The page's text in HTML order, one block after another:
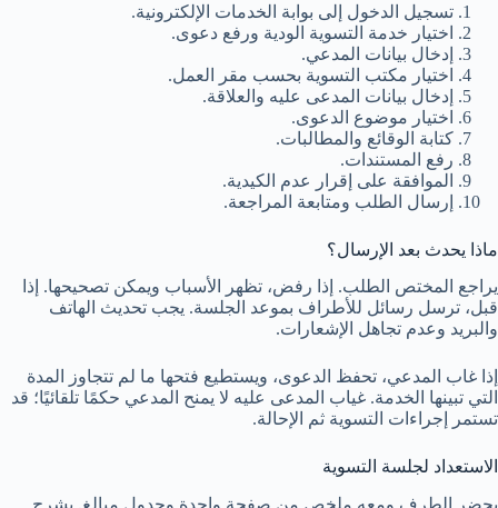
تسجيل الدخول إلى بوابة الخدمات الإلكترونية.
اختيار خدمة التسوية الودية ورفع دعوى.
إدخال بيانات المدعي.
اختيار مكتب التسوية بحسب مقر العمل.
إدخال بيانات المدعى عليه والعلاقة.
اختيار موضوع الدعوى.
كتابة الوقائع والمطالبات.
رفع المستندات.
الموافقة على إقرار عدم الكيدية.
إرسال الطلب ومتابعة المراجعة.
ماذا يحدث بعد الإرسال؟
يراجع المختص الطلب. إذا رفض، تظهر الأسباب ويمكن تصحيحها. إذا
قبل، ترسل رسائل للأطراف بموعد الجلسة. يجب تحديث الهاتف
والبريد وعدم تجاهل الإشعارات.
إذا غاب المدعي، تحفظ الدعوى، ويستطيع فتحها ما لم تتجاوز المدة
التي تبينها الخدمة. غياب المدعى عليه لا يمنح المدعي حكمًا تلقائيًا؛ قد
تستمر إجراءات التسوية ثم الإحالة.
الاستعداد لجلسة التسوية